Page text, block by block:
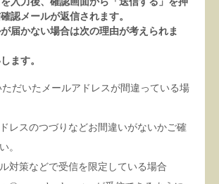
認メールが返信されます。
届かない場合は次の理由が考えられま
ます。
ただいたメールアドレスが間違っている場
レスのつづりなどお間違いがないかご確
。
対策などで受信を限定している場合